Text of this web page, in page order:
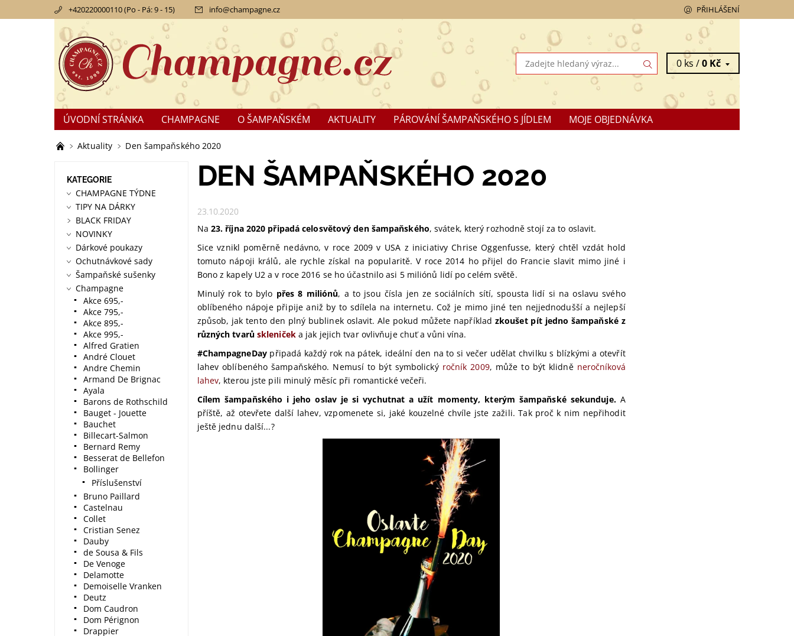
+420220000110 (Po - Pá: 9 - 15) info@champagne.cz PŘIHLÁŠENÍ
0 ks /0 Kč
ÚVODNÍ STRÁNKA CHAMPAGNE O ŠAMPAŇSKÉM AKTUALITY PÁROVÁNÍ ŠAMPAŇSKÉHO S JÍDLEM
MOJE OBJEDNÁVKA
KONTAKTY
OBCHODNÍ PODMÍNKY
Aktuality Den šampaňského 2020
DEN ŠAMPAŇSKÉHO 2020
23.10.2020
Na 23. října 2020 připadá celosvětový den šampaňského, svátek, který rozhodně stojí za to oslavit.
Sice vznikl poměrně nedávno, v roce 2009 v USA z iniciativy Chrise Oggenfusse, který chtěl vzdát hold
tomuto nápoji králů, ale rychle získal na popularitě. V roce 2014 ho přijel do Francie slavit mimo jiné i
Bono z kapely U2 a v roce 2016 se ho účastnilo asi 5 miliónů lidí po celém světě.
Minulý rok to bylo přes 8 miliónů, a to jsou čísla jen ze sociálních sítí, spousta lidí si na oslavu svého
oblíbeného nápoje připije aniž by to sdílela na internetu. Což je mimo jiné ten nejjednodušší a nejlepší
způsob, jak tento den plný bublinek oslavit.Ale pokud můžete například zkoušet pít jedno šampaňské z
různých tvarů skleniček a jak jejich tvar ovlivňuje chuť a vůni vína.
#ChampagneDaypřipadá každý rok na pátek, ideální den na to si večer udělat chvilku s blízkými a otevřít
lahev oblíbeného šampaňského. Nemusí to být symbolický ročník 2009, může to být klidně neročníková
lahev, kterou jste pili minulý měsíc při romantické večeři.
Cílem šampaňského i jeho oslav je si vychutnat a užít momenty, kterým šampaňské sekunduje.A
příště, až otevřete další lahev, vzpomenete si, jaké kouzelné chvíle jste zažili. Tak proč k nim nepřihodit
ještě jednu další...?
KATEGORIE
CHAMPAGNE TÝDNE
TIPY NA DÁRKY
BLACK FRIDAY
NOVINKY
Dárkové poukazy
Ochutnávkové sady
Šampaňské sušenky
Champagne
Akce 695,-
Akce 795,-
Akce 895,-
Akce 995,-
Alfred Gratien
André Clouet
Andre Chemin
Armand De Brignac
Ayala
Barons de Rothschild
Bauget - Jouette
Bauchet
Billecart-Salmon
Bernard Remy
Besserat de Bellefon
Bollinger
Příslušenství
Bruno Paillard
Castelnau
Collet
Cristian Senez
Dauby
de Sousa & Fils
De Venoge
Delamotte
Demoiselle Vranken
Deutz
Dom Caudron
Dom Pérignon
Drappier